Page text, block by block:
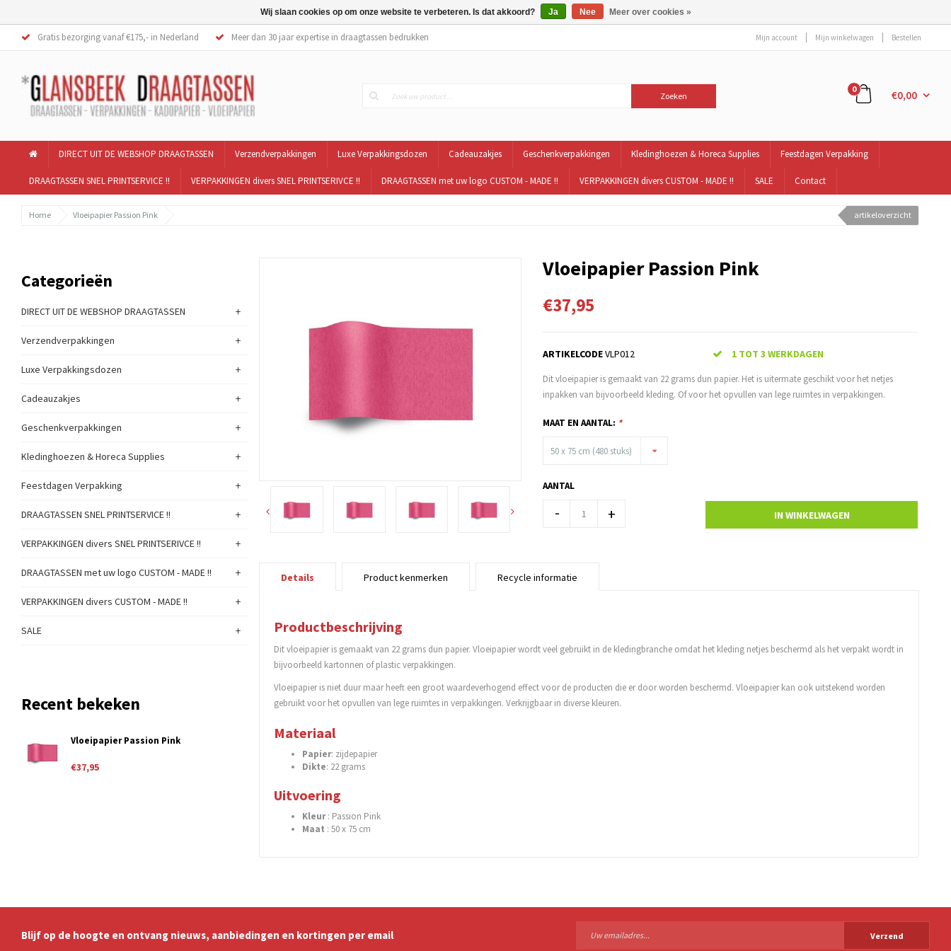
Gratis bezorging vanaf €175,- in Nederland Meer dan 30 jaar expertise in draagtassen bedrukken Mijn account Mijn winkelwagen Bestellen
Zoeken
0 €0,00
DIRECT UIT DE WEBSHOP DRAAGTASSEN Verzendverpakkingen Luxe Verpakkingsdozen Cadeauzakjes Geschenkverpakkingen Kledinghoezen & Horeca Supplies Feestdagen Verpakking
DRAAGTASSEN SNEL PRINTSERVICE !! VERPAKKINGEN divers SNEL PRINTSERIVCE !! DRAAGTASSEN met uw logo CUSTOM - MADE !! VERPAKKINGEN divers CUSTOM - MADE !! SALE Contact
Home Vloeipapier Passion Pink artikeloverzicht
Categorieën
DIRECT UIT DE WEBSHOP DRAAGTASSEN +
Verzendverpakkingen +
Luxe Verpakkingsdozen +
Cadeauzakjes +
Geschenkverpakkingen +
Kledinghoezen & Horeca Supplies +
Feestdagen Verpakking +
DRAAGTASSEN SNEL PRINTSERVICE !! +
VERPAKKINGEN divers SNEL PRINTSERIVCE !! +
DRAAGTASSEN met uw logo CUSTOM - MADE !! +
VERPAKKINGEN divers CUSTOM - MADE !! +
SALE +
Recent bekeken
Vloeipapier Passion Pink
€37,95
Vloeipapier Passion Pink
€37,95
ARTIKELCODEVLP012 1 TOT 3 WERKDAGEN
Dit vloeipapier is gemaakt van 22 grams dun papier. Het is uitermate geschikt voor het netjes
inpakken van bijvoorbeeld kleding. Of voor het opvullen van lege ruimtes in verpakkingen.
MAAT EN AANTAL: *
50 x 75 cm (480 stuks)
AANTAL
- + IN WINKELWAGEN
Details Product kenmerken Recycle informatie
Productbeschrijving
Dit vloeipapier is gemaakt van 22 grams dun papier. Vloeipapier wordt veel gebruikt in de kledingbranche omdat het kleding netjes beschermd als het verpakt wordt in
bijvoorbeeld kartonnen of plastic verpakkingen.
Vloeipapier is niet duur maar heeft een groot waardeverhogend effect voor de producten die er door worden beschermd. Vloeipapier kan ook uitstekend worden
gebruikt voor het opvullen van lege ruimtes in verpakkingen. Verkrijgbaar in diverse kleuren.
Materiaal
Papier: zijdepapier
Dikte: 22 grams
Uitvoering
Kleur: Passion Pink
Maat : 50 x 75 cm
Blijf op de hoogte en ontvang nieuws, aanbiedingen en kortingen per email Verzend
Wij slaan cookies op om onze website te verbeteren. Is dat akkoord? Ja Nee Meer over cookies »